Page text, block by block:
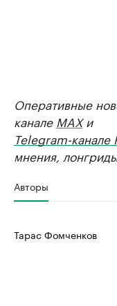
Оперативные
канале MAXи
Telegram-
мнения,
Авторы
Тарас Фомченков